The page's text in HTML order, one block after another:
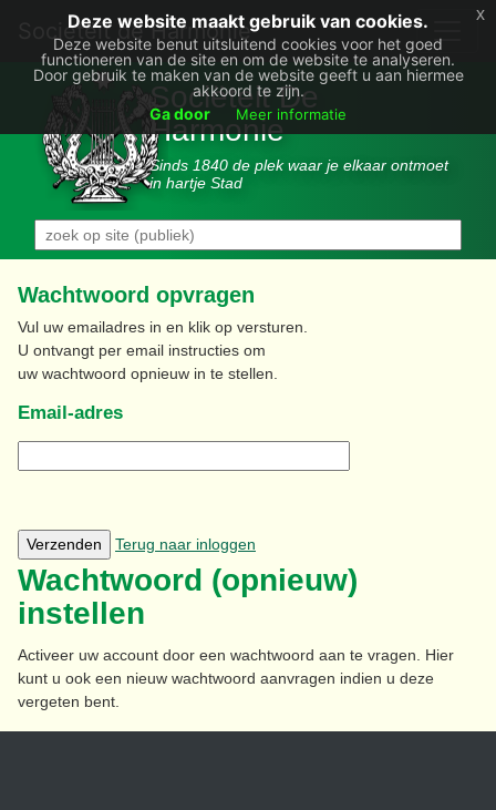
Deze website maakt gebruik van cookies.
Deze website benut uitsluitend cookies voor het goed
functioneren van de site en om de website te analyseren.
Door gebruik te maken van de website geeft u aan hiermee
akkoord te zijn.
Ga door
Meer informatie
x
Societëit de Harmonie
Sociëteit De
Harmonie
Sinds 1840 de plek waar je elkaar ontmoet
in hartje Stad
Wachtwoord opvragen
Vul uw emailadres in en klik op versturen.
U ontvangt per email instructies om
uw wachtwoord opnieuw in te stellen.
Email-adres
Verzenden Terug naar inloggen
Wachtwoord (opnieuw)
instellen
Activeer uw account door een wachtwoord aan te vragen. Hier
kunt u ook een nieuw wachtwoord aanvragen indien u deze
vergeten bent.